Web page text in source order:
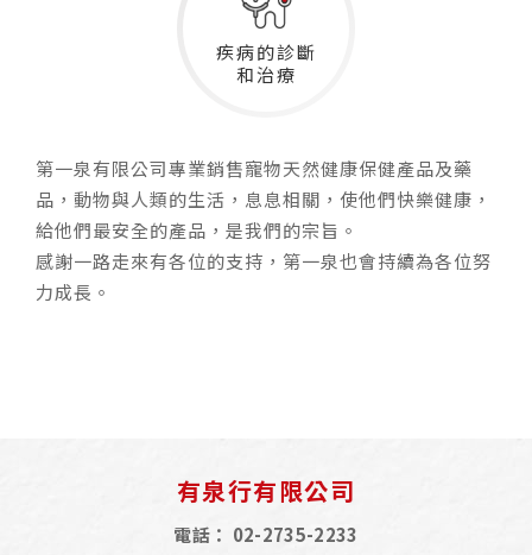
疾病的診斷
和治療
第一泉有限公司專業銷售寵物天然健康保健產品及藥
品，動物與人類的生活，息息相關，使他們快樂健康，
給他們最安全的產品，是我們的宗旨。
感謝一路走來有各位的支持，第一泉也會持續為各位努
力成長。
有泉行有限公司
電話： 02-2735-2233